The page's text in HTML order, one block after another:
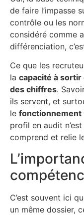
de faire l’impasse
contrôle ou les
considéré comme
différenciation,
Ce que les
la capacité à sortir
des chiffres.
ils servent, et
le fonctionnement
profil en audit
comprend et relie
C’est souvent ici
un même dossier,